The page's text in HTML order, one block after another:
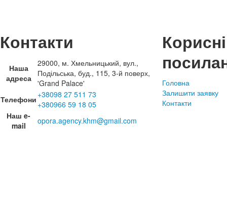
Контакти
Наша
адреса
29000, м. Хмельницький, вул.,
Подільська, буд., 115, 3-й поверх,
'Grand Palace'
Телефони +38098 27 511 73
+380966 59 18 05
Наш e-
mail
opora.agency.khm@gmail.com
Корисні
Головна
Залишити заявку
Контакти